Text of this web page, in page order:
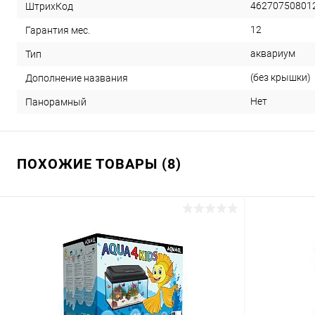
ШтрихКод
Гарантия мес. 12
Тип аквариум
Дополнение названия (без крышки)
Панорамный Нет
ПОХОЖИЕ ТОВАРЫ (8)